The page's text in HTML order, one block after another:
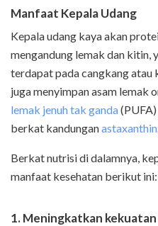
Manfaat Kepala Udang
Kepala udang kaya akan
mengandung lemak dan kitin,
terdapat pada cangkang atau
juga menyimpan asam lemak
lemak jenuh tak ganda
berkat kandunganastaxanthin
Berkat nutrisi di dalamnya,
manfaat kesehatan berikut ini:
1. Meningkatkan